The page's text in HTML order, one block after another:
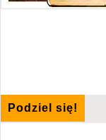
Podziel się!